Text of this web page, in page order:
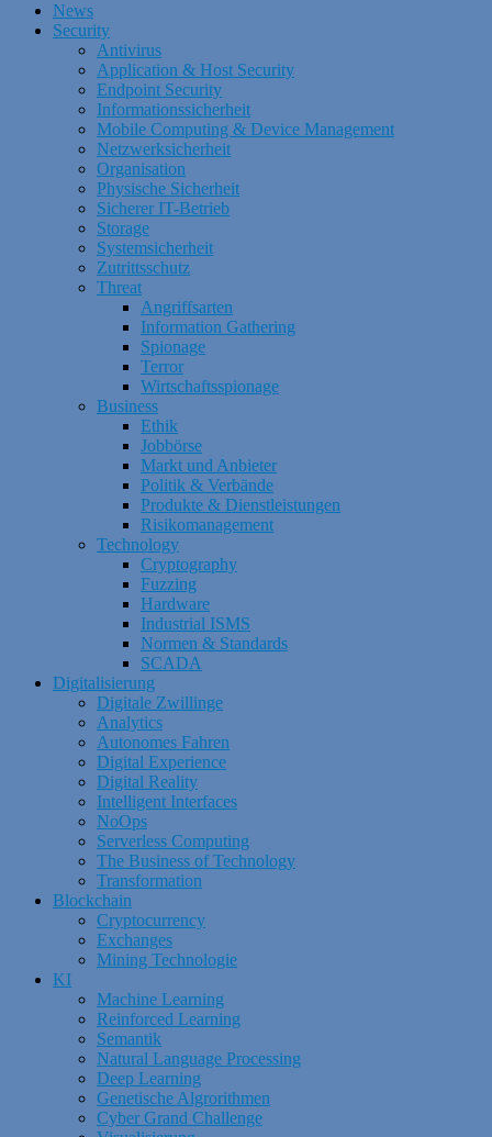
News
Security
Antivirus
Application & Host Security
Endpoint Security
Informationssicherheit
Mobile Computing & Device Management
Netzwerksicherheit
Organisation
Physische Sicherheit
Sicherer IT-Betrieb
Storage
Systemsicherheit
Zutrittsschutz
Threat
Angriffsarten
Information Gathering
Spionage
Terror
Wirtschaftsspionage
Business
Ethik
Jobbörse
Markt und Anbieter
Politik & Verbände
Produkte & Dienstleistungen
Risikomanagement
Technology
Cryptography
Fuzzing
Hardware
Industrial ISMS
Normen & Standards
SCADA
Digitalisierung
Digitale Zwillinge
Analytics
Autonomes Fahren
Digital Experience
Digital Reality
Intelligent Interfaces
NoOps
Serverless Computing
The Business of Technology
Transformation
Blockchain
Cryptocurrency
Exchanges
Mining Technologie
KI
Machine Learning
Reinforced Learning
Semantik
Natural Language Processing
Deep Learning
Genetische Algrorithmen
Cyber Grand Challenge